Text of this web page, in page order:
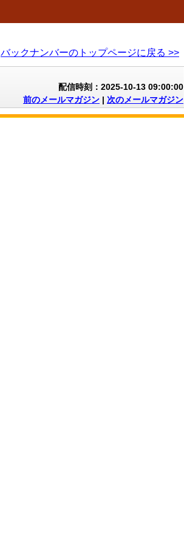
バックナンバーのトップページに戻る >>
配信時刻：2025-10-13 09:00:00
前のメールマガジン | 次のメールマガジン